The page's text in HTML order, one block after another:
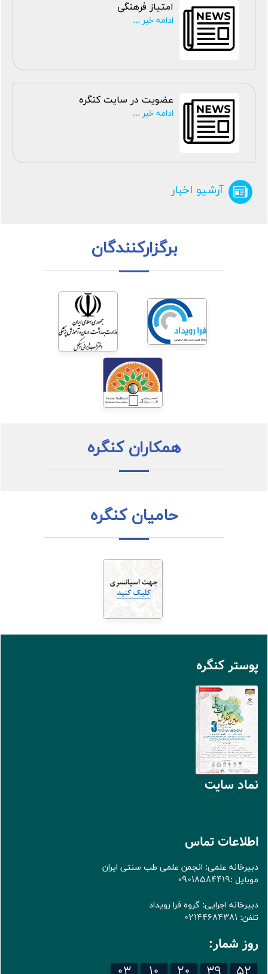
امتیاز فرهنگی
ادامه خبر ...
عضویت در سایت کنگره
ادامه خبر ...
آرشیو اخبار
برگزارکنندگان
همکاران کنگره
حامیان کنگره
پوستر کنگره
نماد سايت
اطلاعات تماس
دبیرخانه علمی: انجمن علمی طب سنتی ایران
موبایل :09018584419
دبیرخانه اجرایی: گروه فرا رویداد
تلفن: 02144684381
روز شمار: